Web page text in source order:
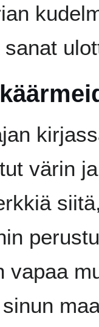
sanat
värin
vapaa